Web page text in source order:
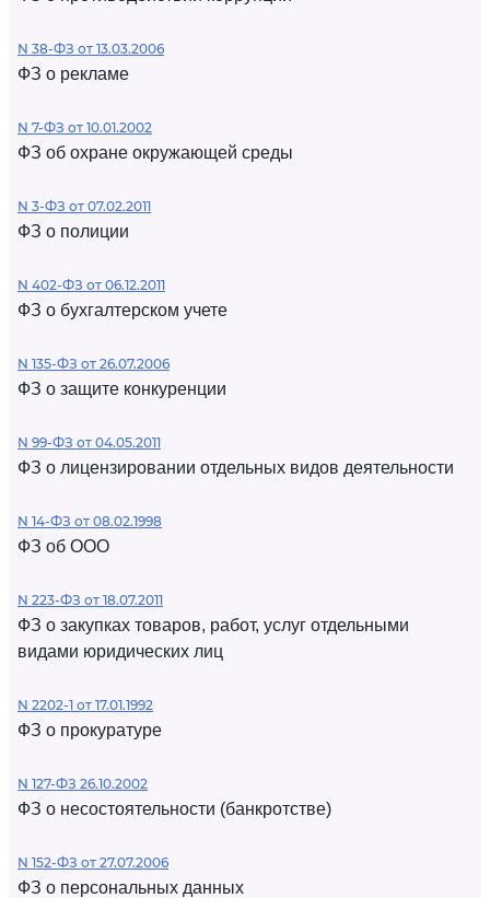
N 38-ФЗ от 13.03.2006
ФЗ о рекламе
N 7-ФЗ от 10.01.2002
ФЗ об охране окружающей среды
N 3-ФЗ от 07.02.2011
ФЗ о полиции
N 402-ФЗ от 06.12.2011
ФЗ о бухгалтерском учете
N 135-ФЗ от 26.07.2006
ФЗ о защите конкуренции
N 99-ФЗ от 04.05.2011
ФЗ о лицензировании отдельных видов деятельности
N 14-ФЗ от 08.02.1998
ФЗ об ООО
N 223-ФЗ от 18.07.2011
ФЗ о закупках товаров, работ, услуг отдельными
видами юридических лиц
N 2202-1 от 17.01.1992
ФЗ о прокуратуре
N 127-ФЗ 26.10.2002
ФЗ о несостоятельности (банкротстве)
N 152-ФЗ от 27.07.2006
ФЗ о персональных данных